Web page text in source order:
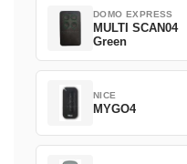
DOMO EXPRESS
MULTI SCAN04
Green
NICE
MYGO4